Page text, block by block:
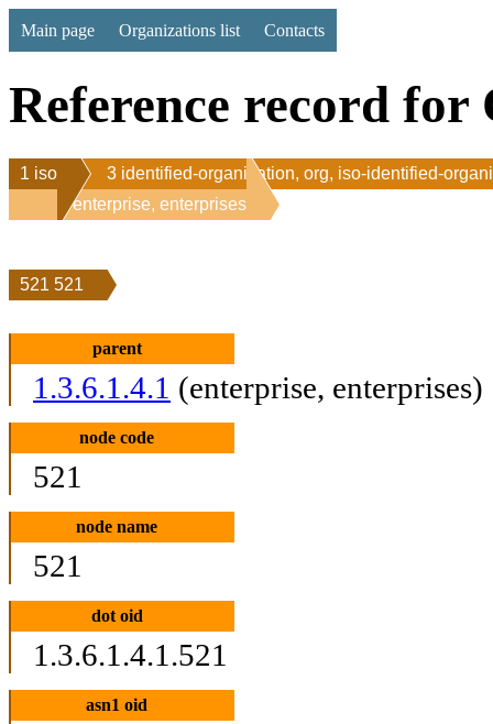
Main page Organizations list Contacts
Reference record for
1 iso
3 identified-organization, org, iso-identified-
1 enterprise, enterprises
521 521
parent
1.3.6.1.4.1 (enterprise, enterprises)
node code
521
node name
521
dot oid
1.3.6.1.4.1.521
asn1 oid